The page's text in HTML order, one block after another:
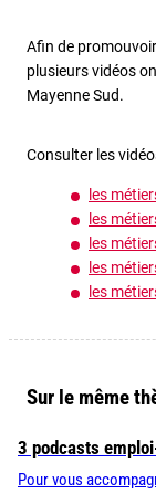
Afin de
plusieurs vidéos
Mayenne Sud.
Consulter les
les
les
les
les
les
Sur le même
3 podcasts
Pour vous